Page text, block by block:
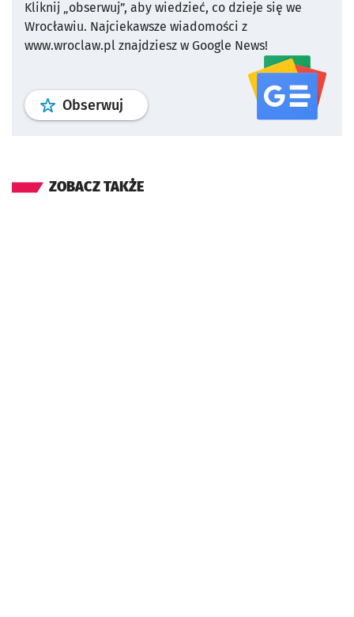
Kliknij „obserwuj”, aby wiedzieć, co dzieje się we
Wrocławiu. Najciekawsze wiadomości z
www.wroclaw.pl znajdziesz w Google News!
Obserwuj profil serwisu
ZOBACZ TAKŻE